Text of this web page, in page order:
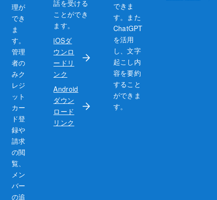
理が
でき
ま
す。
管理
者の
みク
レジ
ット
カー
ド登
録や
請求
の閲
覧、
メン
バー
の追
話を受ける
ことができ
ます。
iOSダ
ウンロ
ードリ
ンク
Android
ダウン
ロード
リンク
できま
す。また
ChatGPT
を活用
し、文字
起こし内
容を要約
すること
ができま
す。